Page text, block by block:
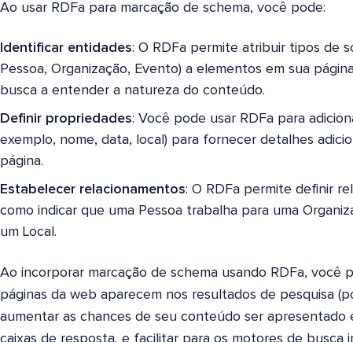
Ao usar RDFa para marcação de schema, você pode:
Identificar entidades: O RDFa permite atribuir tipos de
Pessoa, Organização, Evento) a elementos em sua
busca a entender a natureza do conteúdo.
Definir propriedades: Você pode usar RDFa para
exemplo, nome, data, local) para fornecer detalhes
página.
Estabelecer relacionamentos: O RDFa permite definir
como indicar que uma Pessoa trabalha para uma
um Local.
Ao incorporar marcação de schema usando RDFa, você
páginas da web aparecem nos resultados de pesquisa
aumentar as chances de seu conteúdo ser apresentado
caixas de resposta, e facilitar para os motores de busca